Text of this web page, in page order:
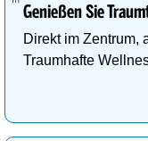
Genießen Sie
Direkt im Zentrum,
Traumhafte